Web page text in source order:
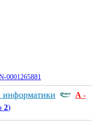
0001265881
информатики А -
2)